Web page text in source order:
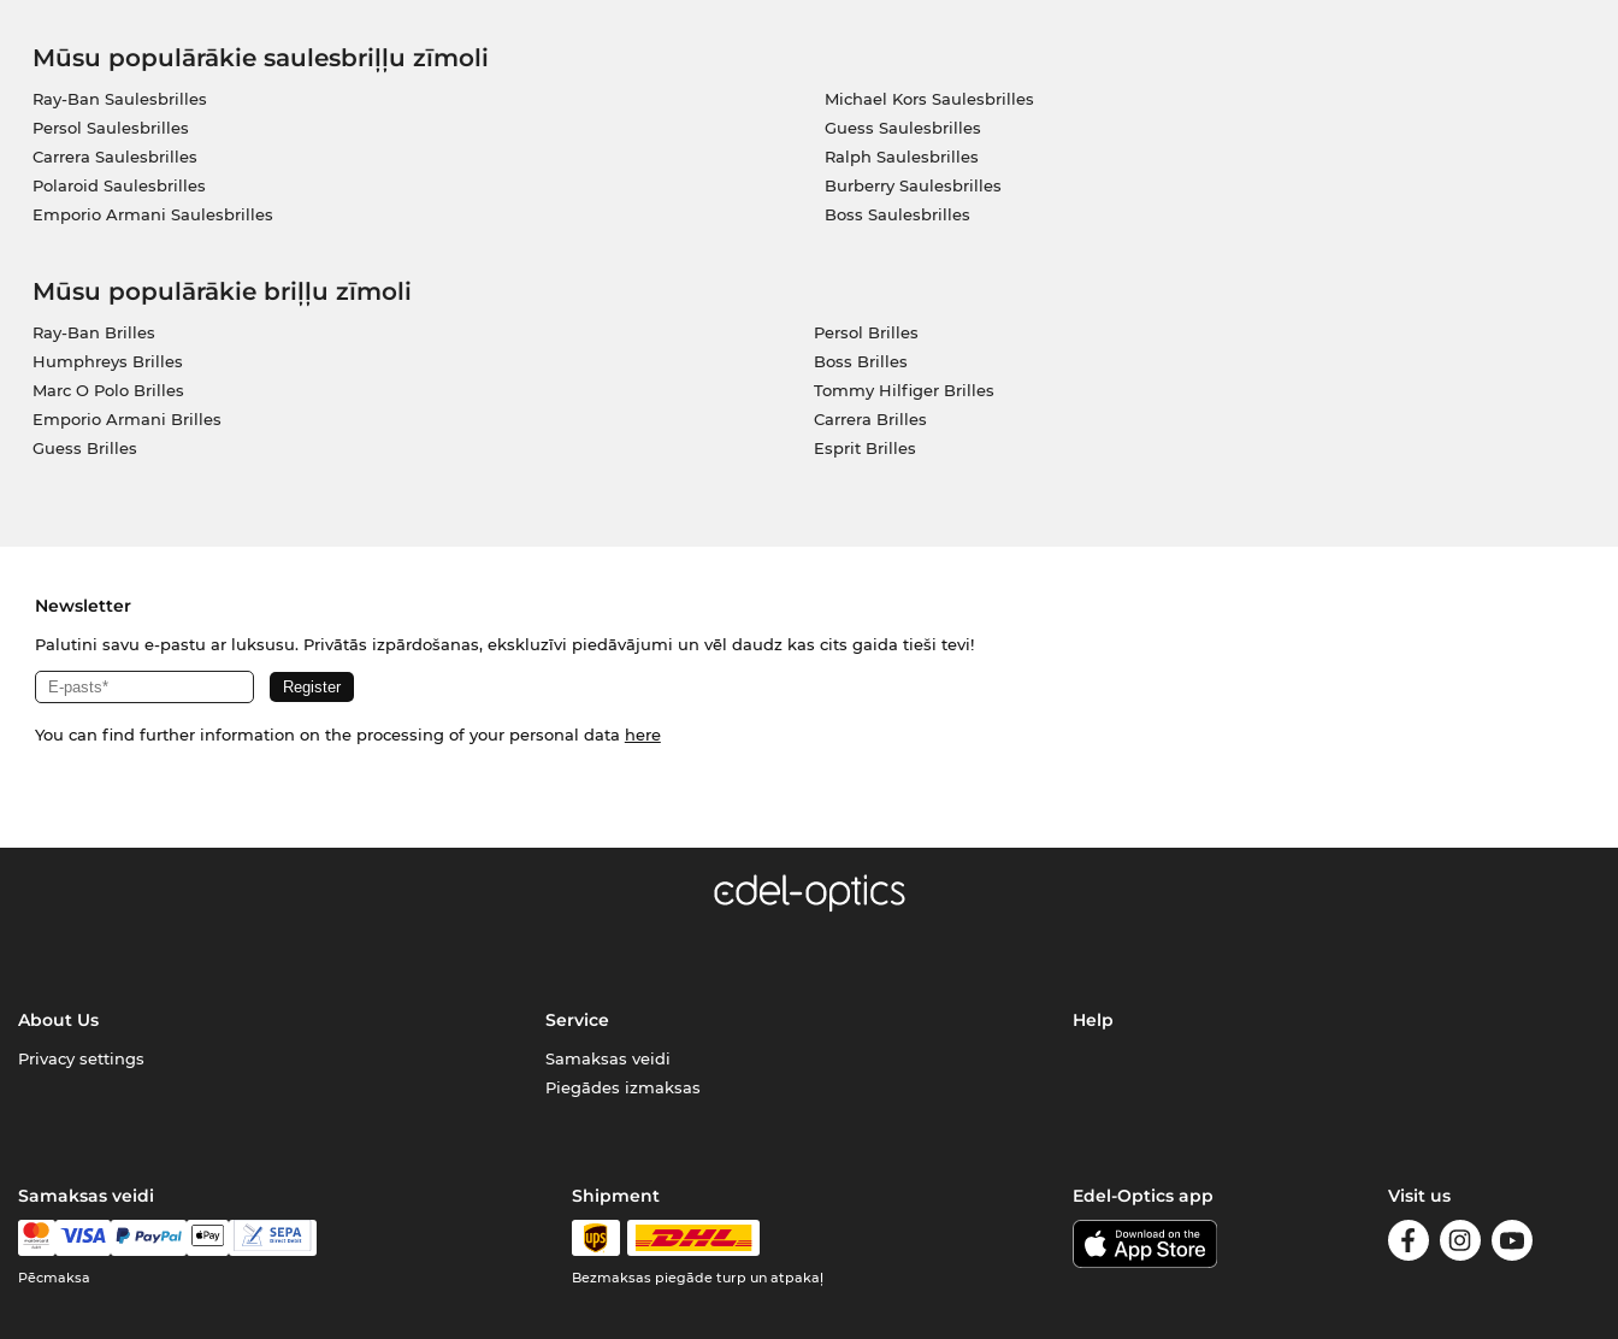
Mūsu populārākie saulesbriļļu zīmoli
Ray-Ban Saulesbrilles
Persol Saulesbrilles
Carrera Saulesbrilles
Polaroid Saulesbrilles
Emporio Armani Saulesbrilles
Michael Kors Saulesbrilles
Guess Saulesbrilles
Ralph Saulesbrilles
Burberry Saulesbrilles
Boss Saulesbrilles
Mūsu populārākie briļļu zīmoli
Ray-Ban Brilles
Humphreys Brilles
Marc O Polo Brilles
Emporio Armani Brilles
Guess Brilles
Persol Brilles
Boss Brilles
Tommy Hilfiger Brilles
Carrera Brilles
Esprit Brilles
Newsletter
Palutini savu e-pastu ar luksusu. Privātās izpārdošanas, ekskluzīvi piedāvājumi un vēl daudz kas cits gaida tieši tevi!
You can find further information on the processing of your personal data here
About Us
Privacy settings
Service
Samaksas veidi
Piegādes izmaksas
Help
Samaksas veidi
Pēcmaksa
Shipment
Bezmaksas piegāde turp un atpakaļ
Edel-Optics app Visit us